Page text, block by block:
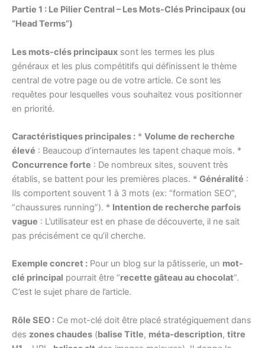
Partie 1 : Le Pilier Central – Les Mots-Clés Principaux (ou
“Head Terms”)
Les mots-clés principaux sont les termes les plus
généraux et les plus compétitifs qui définissent le thème
central de votre page ou de votre article. Ce sont les
requêtes pour lesquelles vous souhaitez vous positionner
en priorité.
Caractéristiques principales : * Volume de recherche
élevé : Beaucoup d’internautes les tapent chaque mois. *
Concurrence forte : De nombreux sites, souvent très
établis, se battent pour les premières places. * Généralité :
Ils comportent souvent 1 à 3 mots (ex: “formation SEO”,
“chaussures running”). * Intention de recherche parfois
vague : L’utilisateur est en phase de découverte, il ne sait
pas précisément ce qu’il cherche.
Exemple concret : Pour un blog sur la pâtisserie, un mot-
clé principal pourrait être “recette gâteau au chocolat”.
C’est le sujet phare de l’article.
Rôle SEO : Ce mot-clé doit être placé stratégiquement dans
des zones chaudes (balise Title, méta-description, titre